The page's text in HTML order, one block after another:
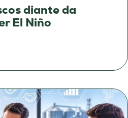
diante da
El Niño